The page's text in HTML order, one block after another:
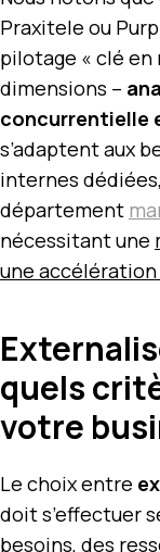
Praxitele ou
pilotage « clé en
dimensions –
concurrentielle
s’adaptent aux
internes
département
nécessitant une
une
quels
votre
Le choix entre
doit s’effectuer
besoins, des